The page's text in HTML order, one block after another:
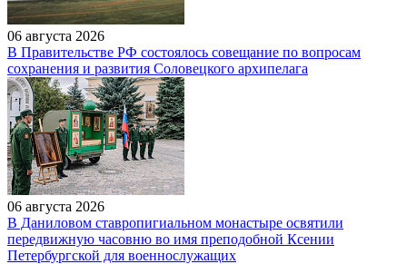
06 августа 2026
В Правительстве РФ состоялось совещание по вопросам
сохранения и развития Соловецкого архипелага
06 августа 2026
В Даниловом ставропигиальном монастыре освятили
передвижную часовню во имя преподобной Ксении
Петербургской для военнослужащих